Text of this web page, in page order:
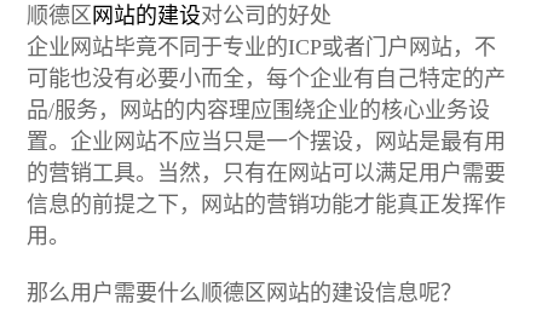
顺德区 网站的建设对公司的好处
企业网站毕竟不同于专业的ICP或者门户网站，不
可能也没有必要小而全，每个企业有自己特定的产
品/服务，网站的内容理应围绕企业的核心业务设
置。企业网站不应当只是一个摆设，网站是最有用
的营销工具。当然，只有在网站可以满足用户需要
信息的前提之下，网站的营销功能才能真正发挥作
用。
那么用户需要什么顺德区网站的建设信息呢？